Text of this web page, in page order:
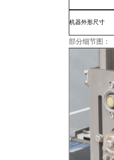
机器外形尺寸
部分细节图：